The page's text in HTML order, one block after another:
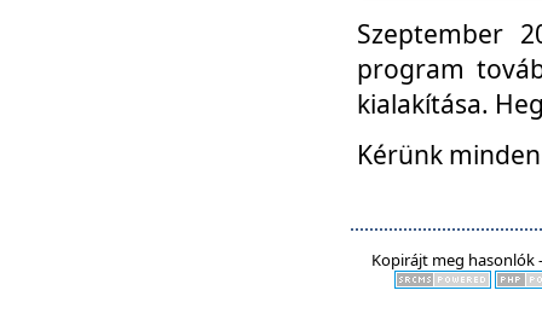
Szeptember
program
kialakítása.
Kérünk
Kopirájt meg hasonlók